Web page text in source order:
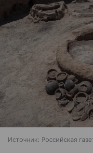
Источник: Российская